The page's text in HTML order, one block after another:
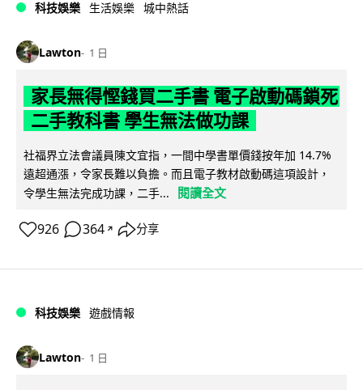
科技娛樂 生活娛樂 城中熱話
Lawton 1 日
家長無得慳錢買二手書 電子啟動碼鎖死
二手教科書 學生無法做功課
社福界立法會議員陳文宜指，一間中學書單價錢按年加 14.7%
遠超通漲，令家長難以負擔。而且電子教材啟動碼這項設計，
令學生無法完成功課，二手...
閱讀全文
926 364 ↗ 分享
科技娛樂 遊戲情報
Lawton 1 日